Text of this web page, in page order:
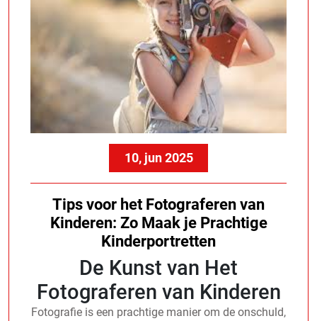
10, jun 2025
Tips voor het Fotograferen van
Kinderen: Zo Maak je Prachtige
Kinderportretten
De Kunst van Het
Fotograferen van Kinderen
Fotografie is een prachtige manier om de onschuld,